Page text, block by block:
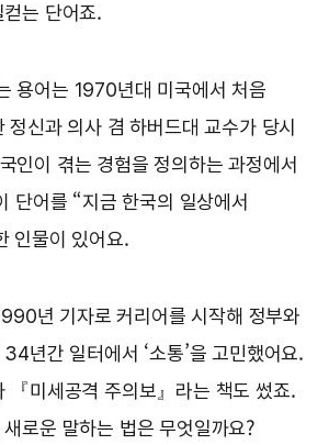
는 단어죠.
용어는 1970년대 미국에서 처음
정신과 의사 겸 하버드대 교수가 당시
인이 겪는 경험을 정의하는 과정에서
단어를 “지금 한국의 일상에서
인물이 있어요.
년 기자로 커리어를 시작해 정부와
년간 일터에서 ‘소통’을 고민했어요.
『미세공격 주의보』라는 책도 썼죠.
로운 말하는 법은 무엇일까요?